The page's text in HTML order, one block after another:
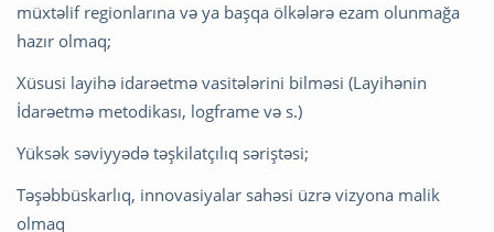
müxtəlif regionlarına və ya başqa ölkələrə ezam olunmağa
hazır olmaq;
Xüsusi layihə idarəetmə vasitələrini bilməsi (Layihənin
İdarəetmə metodikası, logframe və s.)
Yüksək səviyyədə təşkilatçılıq səriştəsi;
Təşəbbüskarlıq, innovasiyalar sahəsi üzrə vizyona malik
olmaq